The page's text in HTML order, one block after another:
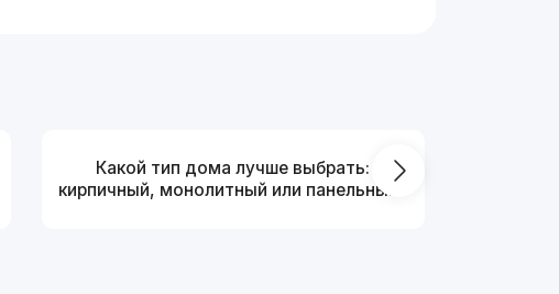
Какой тип дома лучше выбрать:
кирпичный, монолитный или панельный?